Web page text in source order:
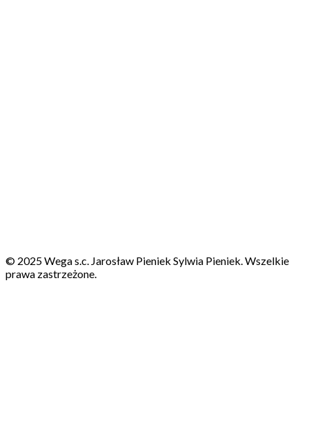
© 2025 Wega s.c. Jarosław Pieniek Sylwia Pieniek. Wszelkie
prawa zastrzeżone.